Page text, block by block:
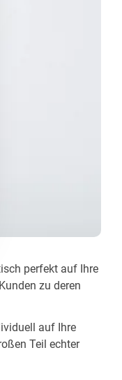
perfekt auf Ihre
zu deren
auf Ihre
Teil echter